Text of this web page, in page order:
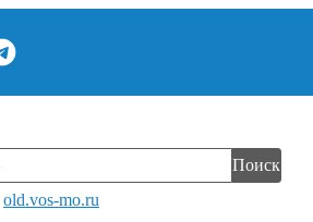
Поиск
old.vos-mo.ru